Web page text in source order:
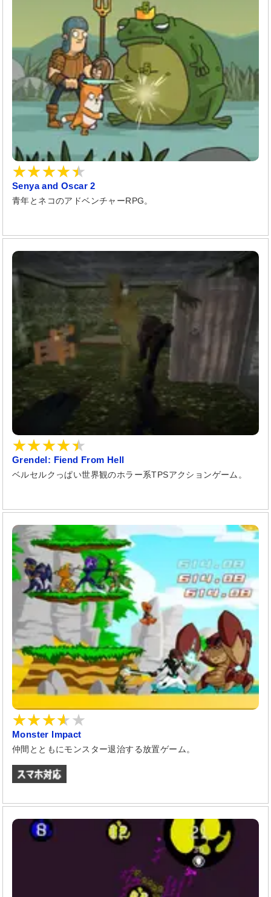
Senya and Oscar 2
青年とネコのアドベンチャーRPG。
Grendel: Fiend From Hell
ベルセルクっぱい世界観のホラー系TPSアクションゲーム。
Monster Impact
仲間とともにモンスター退治する放置ゲーム。